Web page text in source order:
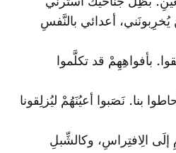
أعدائي بالنَّفسِ
بأفواهِهِمْ قد تكلَّموا
بنا. نَصَبوا أعيُنَهُمْ ليُزلِقونا
إلَى الِافتِراسِ، وكالشِّبلِ